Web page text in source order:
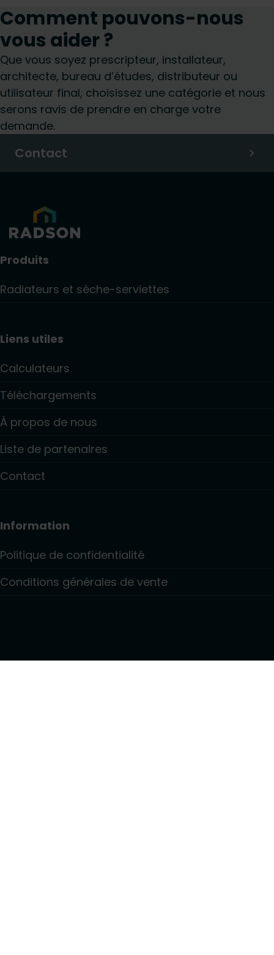
Comment pouvons-nous
vous aider ?
Que vous soyez prescripteur, installateur,
architecte, bureau d’études, distributeur ou
utilisateur final, choisissez une catégorie et nous
serons ravis de prendre en charge votre
demande.
Contact
Produits
Radiateurs et sèche-serviettes
Liens utiles
Calculateurs
Téléchargements
À propos de nous
Liste de partenaires
Contact
Information
Politique de confidentialité
Conditions générales de vente